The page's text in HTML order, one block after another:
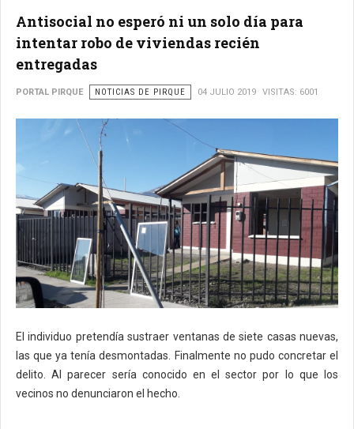
Antisocial no esperó ni un solo día para
intentar robo de viviendas recién
entregadas
PORTAL PIRQUE NOTICIAS DE PIRQUE 04 JULIO 2019 VISITAS: 6001
El individuo pretendía sustraer ventanas de siete casas nuevas,
las que ya tenía desmontadas. Finalmente no pudo concretar el
delito. Al parecer sería conocido en el sector por lo que los
vecinos no denunciaron el hecho.